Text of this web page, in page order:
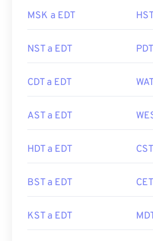
MSK a EDT
NST a EDT
CDT a EDT
AST a EDT
HDT a EDT
BST a EDT
KST a EDT